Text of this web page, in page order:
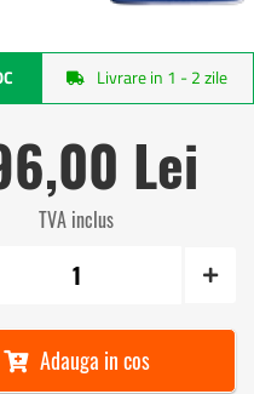
Livrare in 1 - 2 zile
Lei
TVA inclus
Adauga in cos